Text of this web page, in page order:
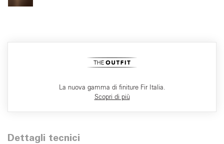
La nuova gamma di finiture Fir Italia.
Scopri di più
Dettagli tecnici